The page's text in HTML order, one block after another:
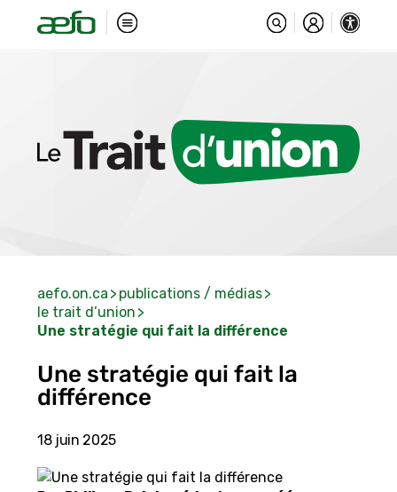
aefo.on.ca
publications / médias
le trait d’union
Une stratégie qui fait la différence
Une stratégie qui fait la
différence
18 juin 2025